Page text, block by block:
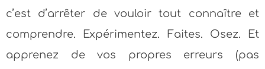
c’est d’arrêter de vouloir tout connaître et
comprendre. Expérimentez. Faites. Osez. Et
apprenez de vos propres erreurs (pas